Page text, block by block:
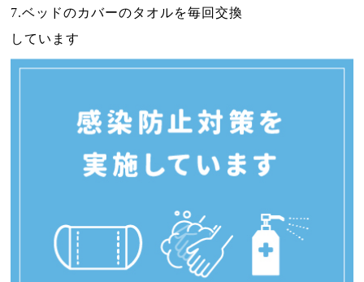
7.ベッドのカバーのタオルを毎回交換
しています